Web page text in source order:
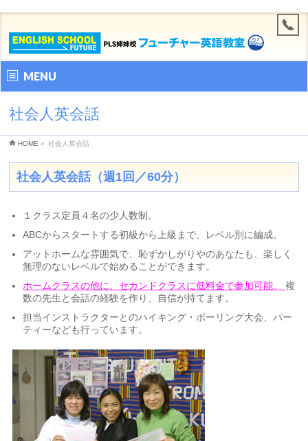
MENU
社会人英会話
HOME » 社会人英会話
社会人英会話（週1回／60分）
１クラス定員４名の少人数制。
ABCからスタートする初級から上級まで、レベル別に編成。
アットホームな雰囲気で、恥ずかしがりやのあなたも、楽しく
無理のないレベルで始めることができます。
ホームクラスの他に、セカンドクラスに低料金で参加可能。
複
数の先生と会話の経験を作り、自信が持てます。
担当インストラクターとのハイキング・ボーリング大会、パー
ティーなども行っています。